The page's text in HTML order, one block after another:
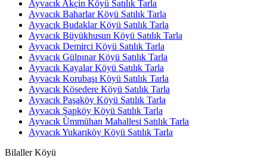
Ayvacık Akçin Köyü Satılık Tarla
Ayvacık Baharlar Köyü Satılık Tarla
Ayvacık Budaklar Köyü Satılık Tarla
Ayvacık Büyükhusun Köyü Satılık Tarla
Ayvacık Demirci Köyü Satılık Tarla
Ayvacık Gülpınar Köyü Satılık Tarla
Ayvacık Kayalar Köyü Satılık Tarla
Ayvacık Korubaşı Köyü Satılık Tarla
Ayvacık Kösedere Köyü Satılık Tarla
Ayvacık Paşaköy Köyü Satılık Tarla
Ayvacık Şapköy Köyü Satılık Tarla
Ayvacık Ümmühan Mahallesi Satılık Tarla
Ayvacık Yukarıköy Köyü Satılık Tarla
Bilaller Köyü